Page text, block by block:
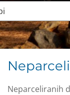
Neparceliranih